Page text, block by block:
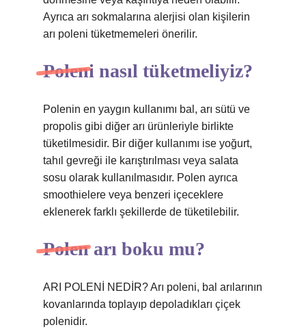
Ayrıca arı sokmalarına alerjisi olan kişilerin
arı poleni tüketmemeleri önerilir.
Poleni nasıl tüketmeliyiz?
Polenin en yaygın kullanımı bal, arı sütü ve
propolis gibi diğer arı ürünleriyle birlikte
tüketilmesidir. Bir diğer kullanımı ise yoğurt,
tahıl gevreği ile karıştırılması veya salata
sosu olarak kullanılmasıdır. Polen ayrıca
smoothielere veya benzeri içeceklere
eklenerek farklı şekillerde de tüketilebilir.
Polen arı boku mu?
ARI POLENİ NEDİR? Arı poleni, bal arılarının
kovanlarında toplayıp depoladıkları çiçek
polenidir.